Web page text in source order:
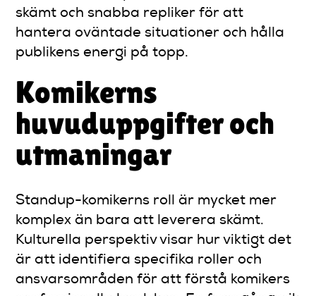
skämt och snabba repliker för att
hantera oväntade situationer och hålla
publikens energi på topp.
Komikerns
huvuduppgifter och
utmaningar
Standup-komikerns roll är mycket mer
komplex än bara att leverera skämt.
Kulturella perspektiv visar hur viktigt det
är att identifiera specifika roller och
ansvarsområden för att förstå komikers